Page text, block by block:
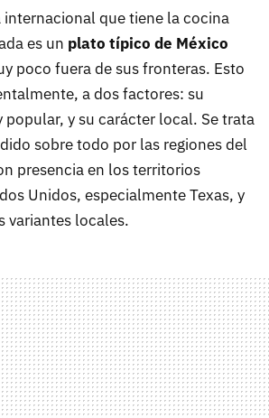
internacional que tiene la cocina
es un plato típico de México
poco fuera de sus fronteras. Esto
a dos factores: su
popular, y su carácter local. Se trata
sobre todo por las regiones del
presencia en los territorios
Unidos, especialmente Texas, y
variantes locales.